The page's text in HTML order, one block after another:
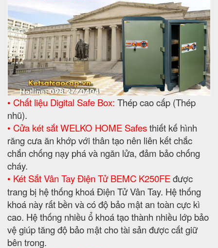
• Chất liệu Digital Safe Box: Thép cao cấp (Thép
nhũ).
• Cửa két sắt WELKO HOME Safesthiết kế hình
răng cưa ăn khớp với thân tạo nên liên kết chắc
chắn chống nạy phá và ngăn lửa, đảm bảo chống
cháy.
• Két Sắt Vân Tay Điện Tử BEMC K250FEđược
trang bị hệ thống khoá Điện Tử Vân Tay. Hệ thống
khoá này rất bền và có độ bảo mật an toàn cực kì
cao. Hệ thống nhiều ổ khoá tạo thành nhiều lớp bảo
vệ giúp tăng độ bảo mật cho tài sản được cất giữ
bên trong.